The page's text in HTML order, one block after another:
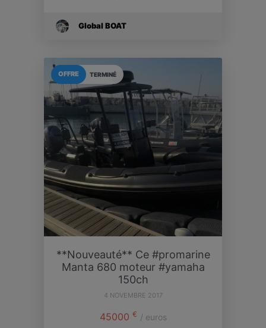
Global BOAT
TERMINÉ
OFFRE
**Nouveauté** Ce #promarine
Manta 680 moteur #yamaha
150ch
4 NOVEMBRE 2017
45000 € / euros